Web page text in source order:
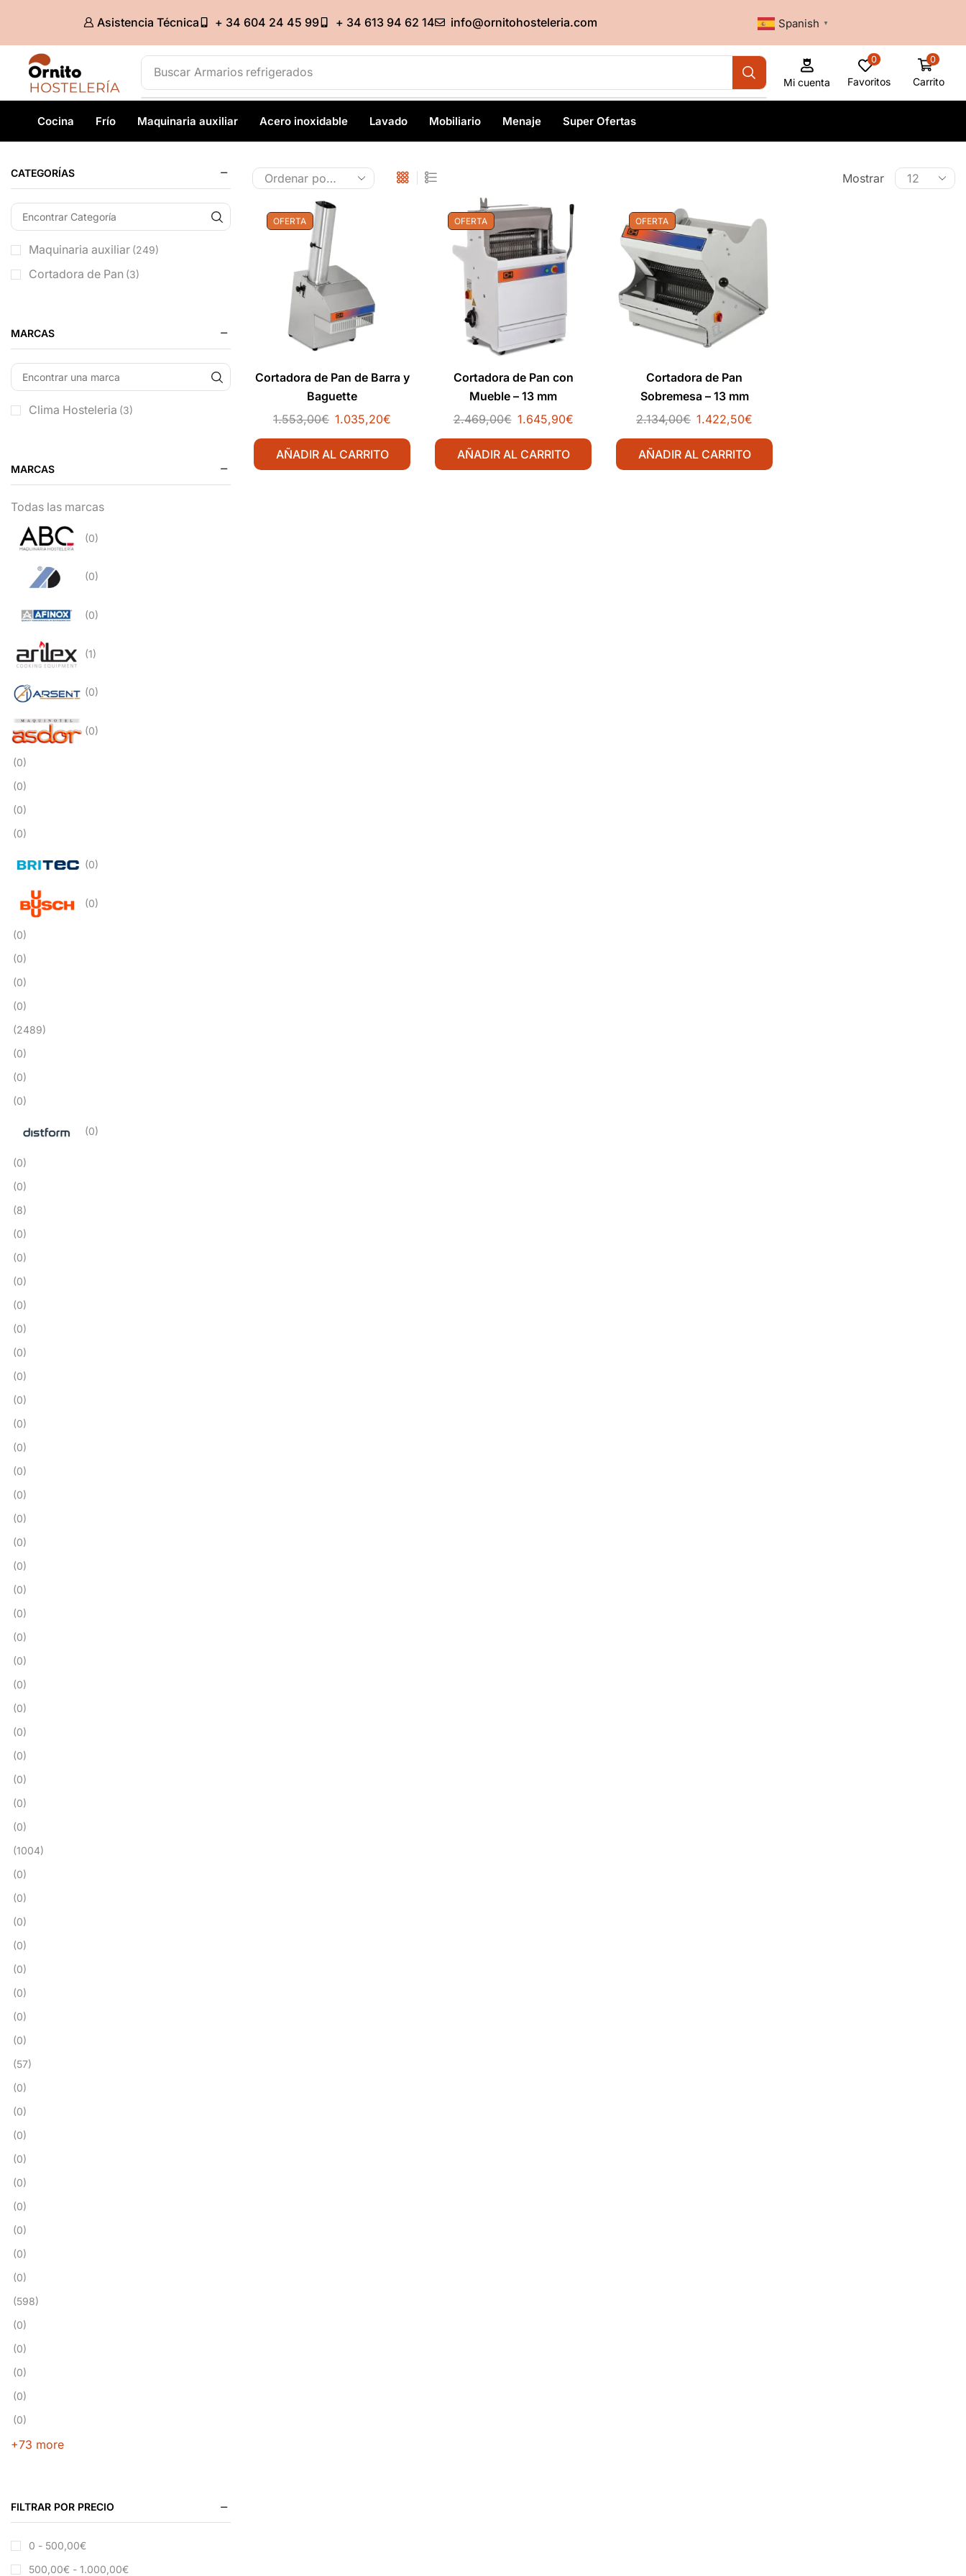
Asistencia Técnica + 34 604 24 45 99 + 34 613 94 62 14 info@ornitohosteleria.com Spanish ▼
Buscar Armarios refrigerados
Mi cuenta
0
Favoritos
0
Carrito
Cocina Frío Maquinaria auxiliar Acero inoxidable Lavado Mobiliario Menaje Super Ofertas
Mostrar
OFERTA
Cortadora de Pan de Barra y
Baguette
1.553,00€ 1.035,20€
AÑADIR AL CARRITO
OFERTA
Cortadora de Pan con
Mueble – 13 mm
2.469,00€ 1.645,90€
AÑADIR AL CARRITO
OFERTA
Cortadora de Pan
Sobremesa – 13 mm
2.134,00€ 1.422,50€
AÑADIR AL CARRITO
CATEGORÍAS
Maquinaria auxiliar (249)
Cortadora de Pan (3)
MARCAS
Clima Hosteleria (3)
MARCAS
Todas las marcas
(0)
(0)
(0)
(1)
(0)
(0)
(0)
(0)
(0)
(0)
(0)
(0)
(0)
(0)
(0)
(0)
(2489)
(0)
(0)
(0)
(0)
(0)
(0)
(8)
(0)
(0)
(0)
(0)
(0)
(0)
(0)
(0)
(0)
(0)
(0)
(0)
(0)
(0)
(0)
(0)
(0)
(0)
(0)
(0)
(0)
(0)
(0)
(0)
(0)
(0)
(1004)
(0)
(0)
(0)
(0)
(0)
(0)
(0)
(0)
(57)
(0)
(0)
(0)
(0)
(0)
(0)
(0)
(0)
(0)
(598)
(0)
(0)
(0)
(0)
(0)
+73 more
FILTRAR POR PRECIO
0 - 500,00€
500,00€ - 1.000,00€